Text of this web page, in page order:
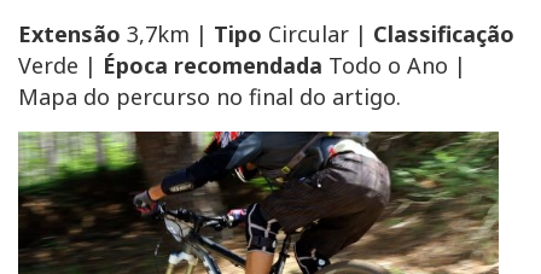
Extensão 3,7km | Tipo Circular | Classificação
Verde | Época recomendada Todo o Ano |
Mapa do percurso no final do artigo.